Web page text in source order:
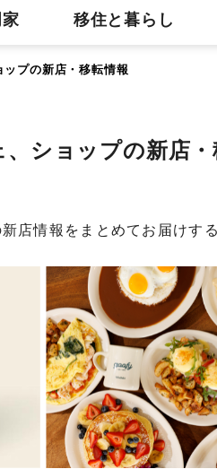
移住と暮らし
プの新店・移転情報
ショップの新店・
店情報をまとめてお届けする